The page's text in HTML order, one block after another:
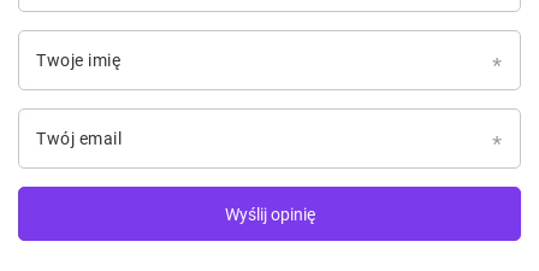
Twoje imię
Twój email
Wyślij opinię